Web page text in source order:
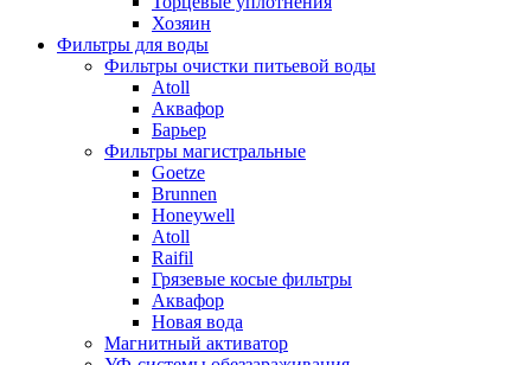
Хозяин
Фильтры для воды
Фильтры очистки питьевой воды
Atoll
Аквафор
Барьер
Фильтры магистральные
Goetze
Brunnen
Honeywell
Atoll
Raifil
Грязевые косые фильтры
Аквафор
Новая вода
Магнитный активатор